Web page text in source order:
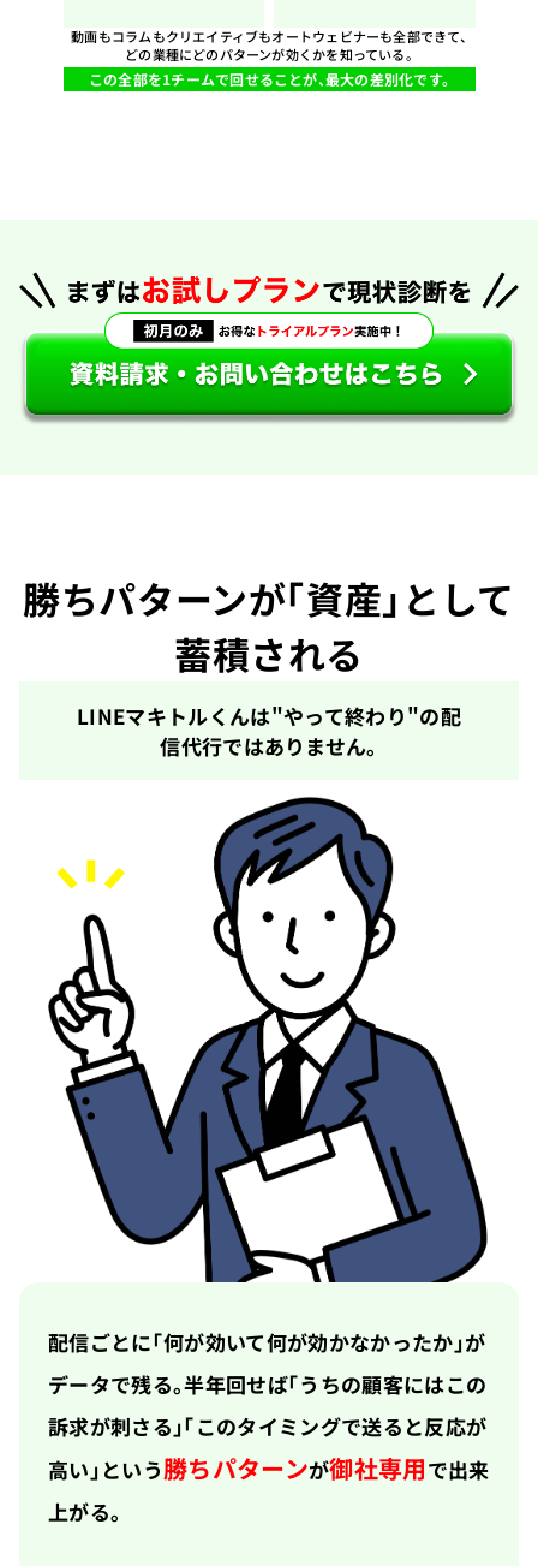
動画もコラムもクリエイティブもオートウェビナーも全部できて、
どの業種にどのパターンが効くかを知っている。
この全部を1チームで回せることが、最大の差別化です。
勝ちパターンが「資産」として
蓄積される
LINEマキトルくんは"やって終わり"の配
信代行ではありません。
配信ごとに「何が効いて何が効かなかったか」が
データで残る。半年回せば「うちの顧客にはこの
訴求が刺さる」「このタイミングで送ると反応が
高い」という勝ちパターンが御社専用で出来
上がる。